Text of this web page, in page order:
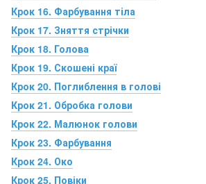
Крок 16. Фарбування тіла
Крок 17. Зняття стрічки
Крок 18. Голова
Крок 19. Скошені краї
Крок 20. Поглиблення в голові
Крок 21. Обробка голови
Крок 22. Малюнок голови
Крок 23. Фарбування
Крок 24. Око
Крок 25. Повіки